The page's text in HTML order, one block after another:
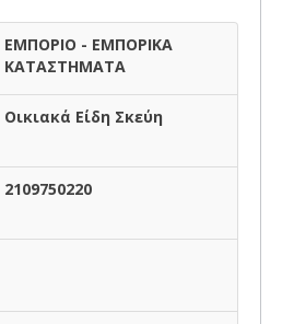
ΕΜΠΟΡΙΟ - ΕΜΠΟΡΙΚΑ
ΚΑΤΑΣΤΗΜΑΤΑ
Οικιακά Είδη Σκεύη
2109750220